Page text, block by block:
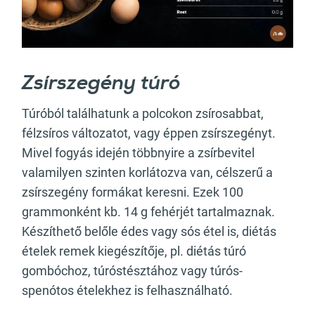
Zsírszegény túró
Túróból találhatunk a polcokon zsírosabbat,
félzsíros változatot, vagy éppen zsírszegényt.
Mivel fogyás idején többnyire a zsírbevitel
valamilyen szinten korlátozva van, célszerű a
zsírszegény formákat keresni. Ezek 100
grammonként kb. 14 g fehérjét tartalmaznak.
Készíthető belőle édes vagy sós étel is, diétás
ételek remek kiegészítője, pl. diétás túró
gombóchoz, túróstésztához vagy túrós-
spenótos ételekhez is felhasználható.